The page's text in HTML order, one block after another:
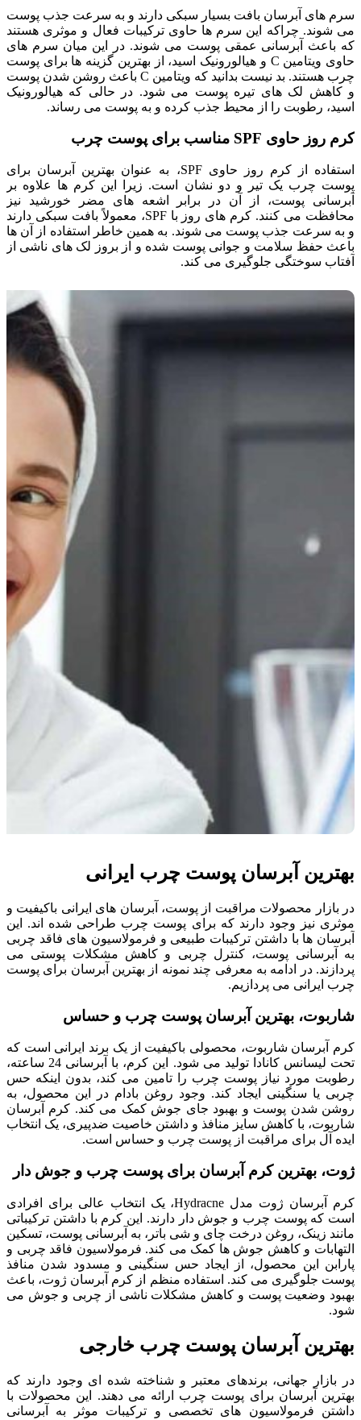
سرم های آبرسان بافت بسیار سبکی دارند و به سرعت جذب پوست
می شوند. چراکه این سرم ها حاوی ترکیبات فعال و موثری هستند
که باعث آبرسانی عمقی پوست می شوند. در این میان سرم های
حاوی ویتامین C و هیالورونیک اسید، از بهترین گزینه ها برای پوست
چرب هستند. بد نیست بدانید که ویتامین C باعث روشن شدن پوست
و کاهش لک های تیره پوست می شود. در حالی که هیالورونیک
اسید، رطوبت را از محیط جذب کرده و به پوست می رساند.
کرم روز حاوی SPF مناسب برای پوست چرب
استفاده از کرم روز حاوی SPF، به عنوان بهترین آبرسان برای
پوست چرب یک تیر و دو نشان است. زیرا این کرم ها علاوه بر
آبرسانی پوست، از آن در برابر اشعه های مضر خورشید نیز
محافظت می کنند. کرم های روز با SPF، معمولاً بافت سبکی دارند
و به سرعت جذب پوست می شوند. به همین خاطر استفاده از آن ها
باعث حفظ سلامت و جوانی پوست شده و از بروز لک های ناشی از
آفتاب سوختگی جلوگیری می کند.
بهترین آبرسان پوست چرب ایرانی
در بازار محصولات مراقبت از پوست، آبرسان های ایرانی باکیفیت و
موثری نیز وجود دارند که برای پوست چرب طراحی شده اند. این
آبرسان ها با داشتن ترکیبات طبیعی و فرمولاسیون های فاقد چربی
به آبرسانی پوست، کنترل چربی و کاهش مشکلات پوستی می
پردازند. در ادامه به معرفی چند نمونه از بهترین آبرسان برای پوست
چرب ایرانی می پردازیم.
شاربوت، بهترین آبرسان پوست چرب و حساس
کرم آبرسان شاربوت، محصولی باکیفیت از یک برند ایرانی است که
تحت لیسانس کانادا تولید می شود. این کرم، با آبرسانی 24 ساعته،
رطوبت مورد نیاز پوست چرب را تامین می کند، بدون اینکه حس
چربی یا سنگینی ایجاد کند. وجود روغن بادام در این محصول، به
روشن شدن پوست و بهبود جای جوش کمک می کند. کرم آبرسان
شاربوت، با کاهش سایز منافذ و داشتن خاصیت ضدپیری، یک انتخاب
ایده آل برای مراقبت از پوست چرب و حساس است.
ژوت، بهترین کرم آبرسان برای پوست چرب و جوش دار
کرم آبرسان ژوت مدل Hydracne، یک انتخاب عالی برای افرادی
است که پوست چرب و جوش دار دارند. این کرم با داشتن ترکیباتی
مانند زینک، روغن درخت چای و شی باتر، به آبرسانی پوست، تسکین
التهابات و کاهش جوش ها کمک می کند. فرمولاسیون فاقد چربی و
پارابن این محصول، از ایجاد حس سنگینی و مسدود شدن منافذ
پوست جلوگیری می کند. استفاده منظم از کرم آبرسان ژوت، باعث
بهبود وضعیت پوست و کاهش مشکلات ناشی از چربی و جوش می
شود.
بهترین آبرسان پوست چرب خارجی
در بازار جهانی، برندهای معتبر و شناخته شده ای وجود دارند که
بهترین آبرسان برای پوست چرب ارائه می دهند. این محصولات با
داشتن فرمولاسیون های تخصصی و ترکیبات موثر به آبرسانی